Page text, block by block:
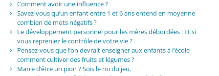
Comment avoir une influence ?
Savez-vous qu’un enfant entre 1 et 6 ans entend en moyenne
combien de mots négatifs ?
Le développement personnel pour les mères débordées : Et si
vous repreniez le contrôle de votre vie ?
Pensez-vous que l’on devrait enseigner aux enfants à l’école
comment cultiver des fruits et légumes ?
Marre d’être un pion ? Sois le roi du jeu.